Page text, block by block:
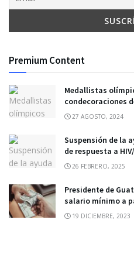
Premium Content
Medallistas
condecoraciones
27 AGOSTO, 2024
Suspensión de la
de respuesta a
26 FEBRERO, 2025
Presidente de
salario mínimo a
19 DICIEMBRE, 2023